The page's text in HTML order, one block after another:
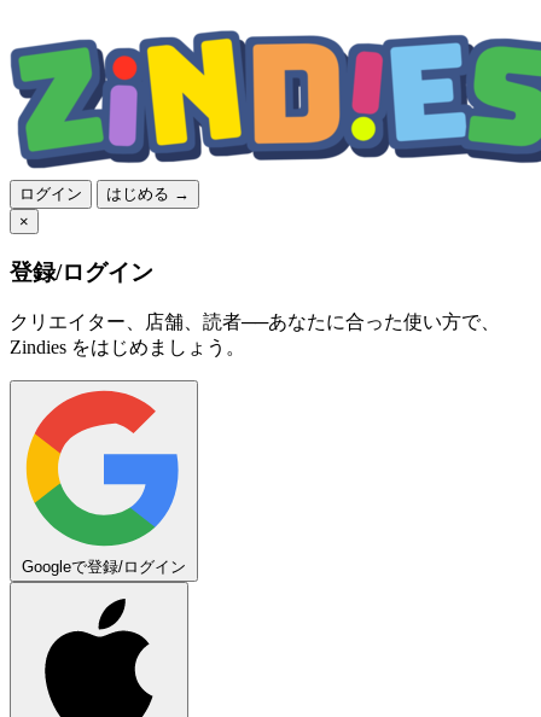
ログイン
はじめる →
×
登録/ログイン
クリエイター、店舗、読者──あなたに合った使い方で、
Zindies をはじめましょう。
Googleで登録/ログイン